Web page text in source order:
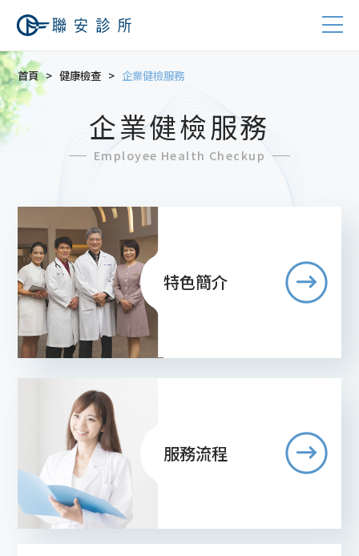
首頁 健康檢查 企業健檢服務
企業健檢服務
Employee Health Checkup
特色簡介
服務流程